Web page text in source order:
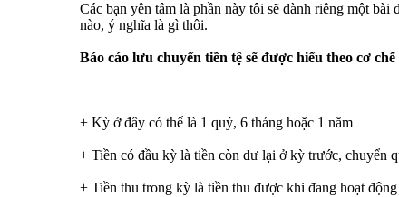
Các bạn yên tâm là phần này tôi sẽ dành riêng một
nào, ý nghĩa là gì thôi.
Báo cáo lưu chuyển tiền tệ sẽ được hiểu theo cơ chế
+ Kỳ ở đây có thể là 1 quý, 6 tháng hoặc 1 năm
+ Tiền có đầu kỳ là tiền còn dư lại ở kỳ trước, chuyển
+ Tiền thu trong kỳ là tiền thu được khi đang hoạt